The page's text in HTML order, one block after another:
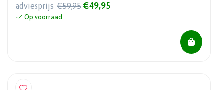
adviesprijs €59,95 €49,95
Op voorraad